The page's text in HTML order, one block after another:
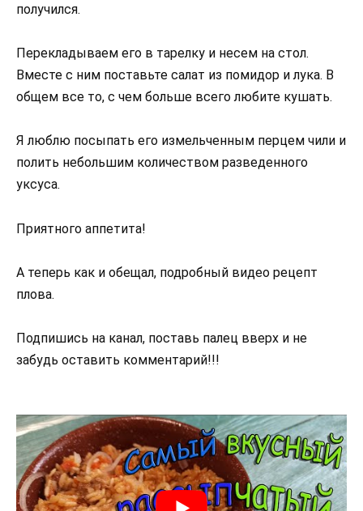
получился.
Перекладываем его в тарелку и несем на стол.
Вместе с ним поставьте салат из помидор и лука. В
общем все то, с чем больше всего любите кушать.
Я люблю посыпать его измельченным перцем чили и
полить небольшим количеством разведенного
уксуса.
Приятного аппетита!
А теперь как и обещал, подробный видео рецепт
плова.
Подпишись на канал, поставь палец вверх и не
забудь оставить комментарий!!!